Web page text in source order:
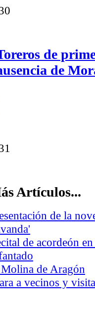
de
de
Artículos...
de la
de acordeón
de Aragón
a vecinos y